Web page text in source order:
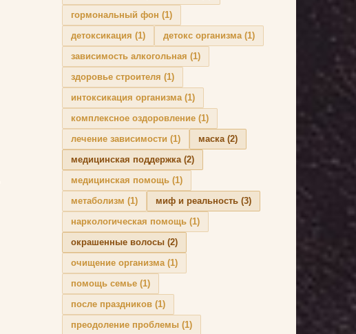
гормональный фон (1)
детоксикация (1) детокс организма(1)
зависимость алкогольная (1)
здоровье строителя (1)
интоксикация организма(1)
комплексное оздоровление (1)
лечение зависимости (1) маска(2)
медицинская поддержка(2)
медицинская помощь (1)
метаболизм (1) миф и реальность (3)
наркологическая помощь (1)
окрашенные волосы (2)
очищение организма(1)
помощь семье (1)
после праздников (1)
преодоление проблемы (1)